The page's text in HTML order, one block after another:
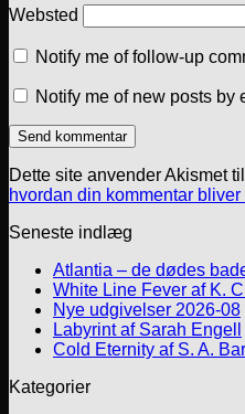
Websted
Notify me of follow-up
Notify me of new posts by
Dette site anvender Akismet
hvordan din kommentar
Seneste indlæg
Atlantia – de dødes
White Line Fever af K.
Nye udgivelser 2026-08
Labyrint af Sarah Engell
Cold Eternity af S. A.
Kategorier